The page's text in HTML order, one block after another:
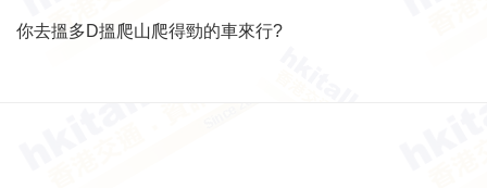
你去搵多D搵爬山爬得勁的車來行?